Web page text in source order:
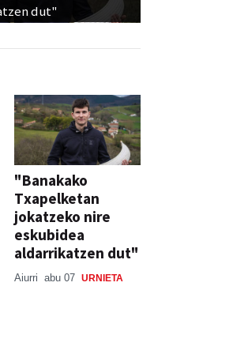
dut"
"Banakako
Txapelketan
jokatzeko nire
eskubidea
aldarrikatzen dut"
Aiurri abu 07 URNIETA